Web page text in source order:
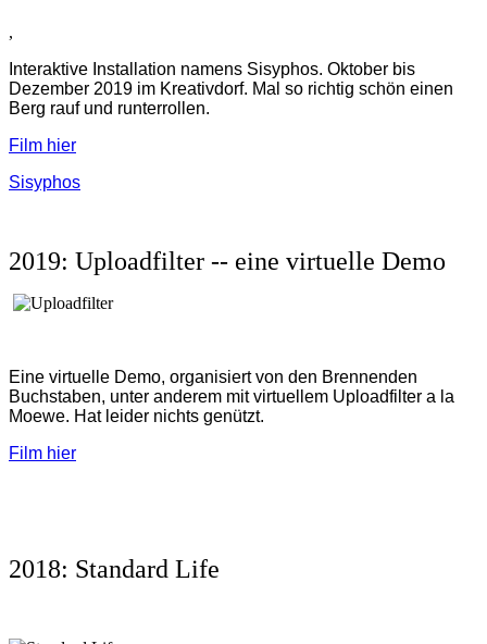
,
Interaktive Installation namens Sisyphos. Oktober bis
Dezember 2019 im Kreativdorf. Mal so richtig schön einen
Berg rauf und runterrollen.
Film hier
Sisyphos
2019: Uploadfilter -- eine virtuelle Demo
Eine virtuelle Demo, organisiert von den Brennenden
Buchstaben, unter anderem mit virtuellem Uploadfilter a la
Moewe. Hat leider nichts genützt.
Film hier
2018: Standard Life